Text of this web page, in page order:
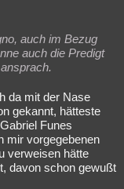
auch im Bezug
auch die Predigt
da mit der Nase
gekannt, hätteste
Funes
mir vorgegebenen
verweisen hätte
davon schon gewußt